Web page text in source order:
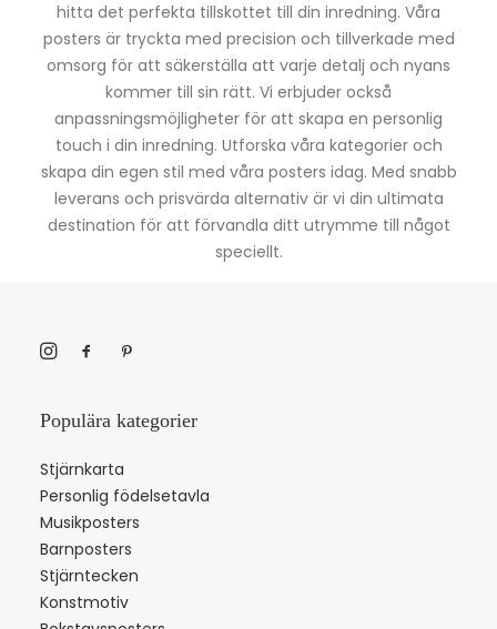
hitta det perfekta tillskottet till din inredning. Våra
posters är tryckta med precision och tillverkade med
omsorg för att säkerställa att varje detalj och nyans
kommer till sin rätt. Vi erbjuder också
anpassningsmöjligheter för att skapa en personlig
touch i din inredning. Utforska våra kategorier och
skapa din egen stil med våra posters idag. Med snabb
leverans och prisvärda alternativ är vi din ultimata
destination för att förvandla ditt utrymme till något
speciellt.
Populära kategorier
Stjärnkarta
Personlig födelsetavla
Musikposters
Barnposters
Stjärntecken
Konstmotiv